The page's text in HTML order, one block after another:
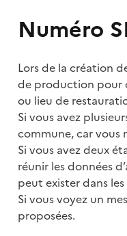
Numéro
Lors de la création
de production pour
ou lieu de
Si vous avez
commune, car vous
Si vous avez deux
réunir les données
peut exister dans
Si vous voyez un
proposées.